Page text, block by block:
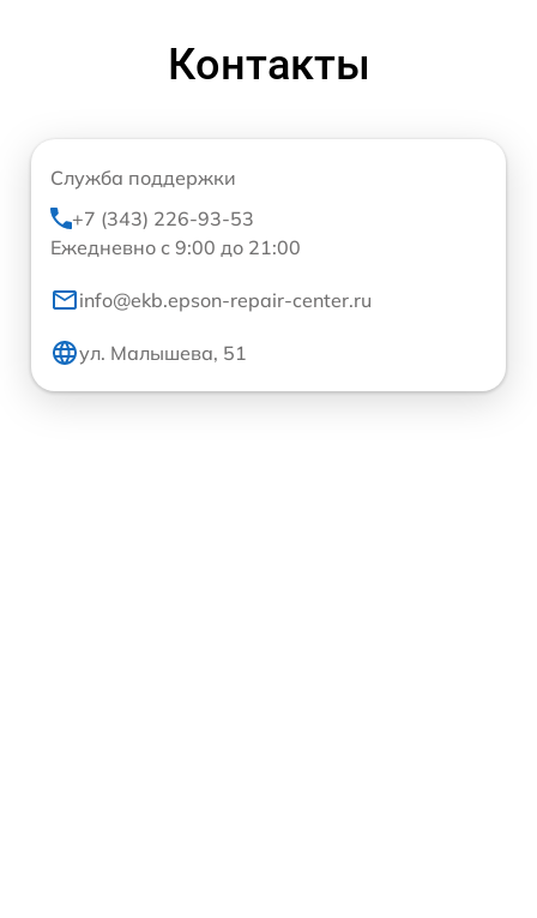
Контакты
Служба поддержки
+7 (343) 226-93-53
Ежедневно с 9:00 до 21:00
info@ekb.epson-repair-center.ru
ул. Малышева, 51